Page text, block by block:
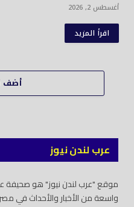
أغسطس 2, 2026
اقرأ المزيد
أضف
عرب لندن نيوز
موقع "عرب لندن نيوز" هو صحيفة
واسعة من الأخبار والأحداث في